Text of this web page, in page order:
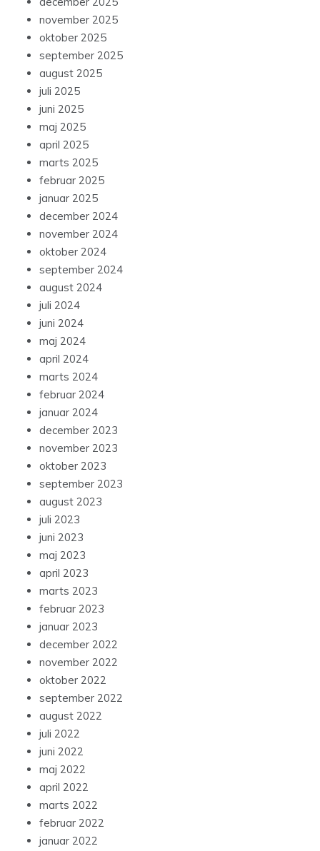
november 2025
oktober 2025
september 2025
august 2025
juli 2025
juni 2025
maj 2025
april 2025
marts 2025
februar 2025
januar 2025
december 2024
november 2024
oktober 2024
september 2024
august 2024
juli 2024
juni 2024
maj 2024
april 2024
marts 2024
februar 2024
januar 2024
december 2023
november 2023
oktober 2023
september 2023
august 2023
juli 2023
juni 2023
maj 2023
april 2023
marts 2023
februar 2023
januar 2023
december 2022
november 2022
oktober 2022
september 2022
august 2022
juli 2022
juni 2022
maj 2022
april 2022
marts 2022
februar 2022
januar 2022